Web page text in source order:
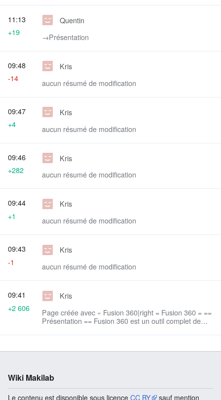
Quentin
→‎Présentation
11:13
+19
Kris
aucun résumé de modification
09:48
-14
Kris
aucun résumé de modification
09:47
+4
Kris
aucun résumé de modification
09:46
+282
Kris
aucun résumé de modification
09:44
+1
Kris
aucun résumé de modification
09:43
-1
Kris
Page créée avec « Fusion 360|right = Fusion 360 = ==
Présentation == Fusion 360 est un outil complet de
09:41
+2 606
Wiki Makilab
Le contenu est disponible sous licence CC BY sauf mention